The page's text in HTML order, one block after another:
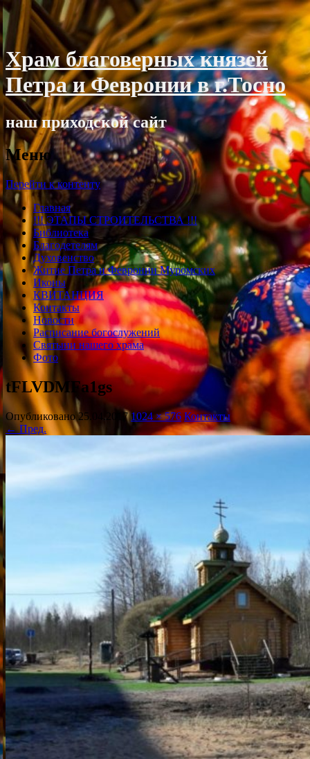
Храм благоверных князей
Петра и Февронии в г.Тосно
наш приходской сайт
Меню
Перейти к контенту
Главная
!!! ЭТАПЫ СТРОИТЕЛЬСТВА !!!
Библиотека
Благодетелям
Духовенство
Житие Петра и Февронии Муромских
Иконы
КВИТАНЦИЯ
Контакты
Новости
Расписание богослужений
Святыни нашего храма
Фото
tFLVDMFa1gs
Опубликовано25.04.2017 1024 × 576 Контакты
← Пред.